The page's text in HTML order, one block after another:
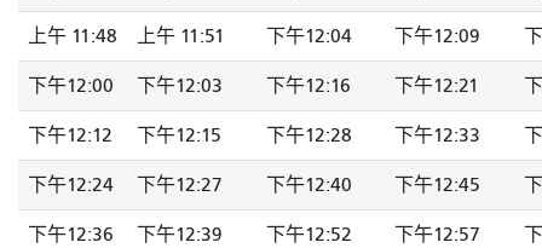
上午 11:48 上午 11:51 下午12:04 下午12:09
下午12:00 下午12:03 下午12:16 下午12:21
下午12:12 下午12:15 下午12:28 下午12:33
下午12:24 下午12:27 下午12:40 下午12:45
下午12:36 下午12:39 下午12:52 下午12:57